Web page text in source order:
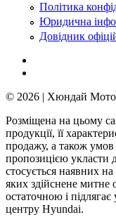
Політика
Юридична
Довідник
© 2026 | Хюндай Мотор
Розміщена на цьому
продукції, її
продажу, а також
пропозицією укласти
стосується наявних
яких здійснене
остаточною і
центру Hyundai.